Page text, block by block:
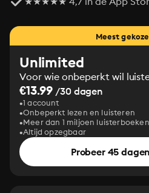
Meest
Unlimited
Voor wie onbeperkt wil
€13.99 /30 dagen
1 account
Onbeperkt lezen en luisteren
Meer dan 1 miljoen
Altijd opzegbaar
Probeer 45